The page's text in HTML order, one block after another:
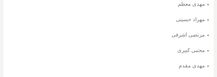
مهدی معظم
مهراد حسینی
مرتضی اشرفی
مجتبی کبیری
مهدی مقدم